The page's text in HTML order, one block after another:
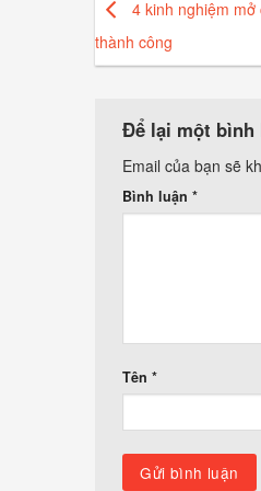
4 kinh nghiệm
thành công
Để lại một bình
Email của bạn sẽ
Bình luận *
Tên *